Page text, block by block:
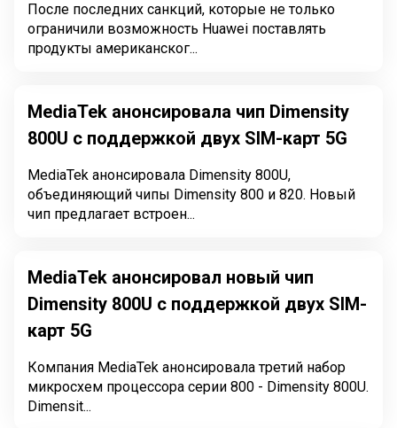
После последних санкций, которые не только
ограничили возможность Huawei поставлять
продукты американског...
MediaTek анонсировала чип Dimensity
800U с поддержкой двух SIM-карт 5G
MediaTek анонсировала Dimensity 800U,
объединяющий чипы Dimensity 800 и 820. Новый
чип предлагает встроен...
MediaTek анонсировал новый чип
Dimensity 800U с поддержкой двух SIM-
карт 5G
Компания MediaTek анонсировала третий набор
микросхем процессора серии 800 - Dimensity 800U.
Dimensit...